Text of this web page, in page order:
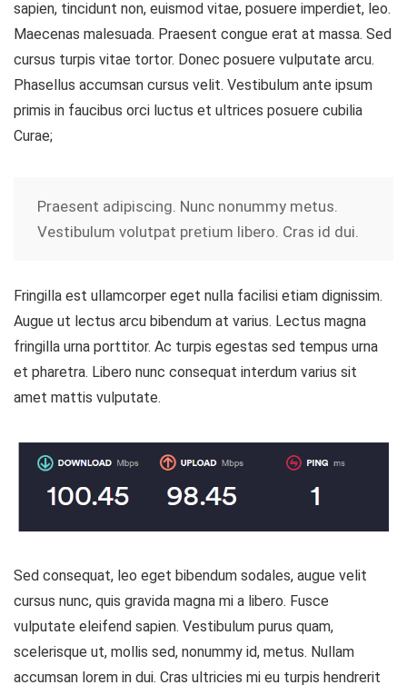
sapien, tincidunt non, euismod vitae, posuere imperdiet, leo.
Maecenas malesuada. Praesent congue erat at massa. Sed
cursus turpis vitae tortor. Donec posuere vulputate arcu.
Phasellus accumsan cursus velit. Vestibulum ante ipsum
primis in faucibus orci luctus et ultrices posuere cubilia
Curae;
Praesent adipiscing. Nunc nonummy metus.
Vestibulum volutpat pretium libero. Cras id dui.
Fringilla est ullamcorper eget nulla facilisi etiam dignissim.
Augue ut lectus arcu bibendum at varius. Lectus magna
fringilla urna porttitor. Ac turpis egestas sed tempus urna
et pharetra. Libero nunc consequat interdum varius sit
amet mattis vulputate.
Sed consequat, leo eget bibendum sodales, augue velit
cursus nunc, quis gravida magna mi a libero. Fusce
vulputate eleifend sapien. Vestibulum purus quam,
scelerisque ut, mollis sed, nonummy id, metus. Nullam
accumsan lorem in dui. Cras ultricies mi eu turpis hendrerit